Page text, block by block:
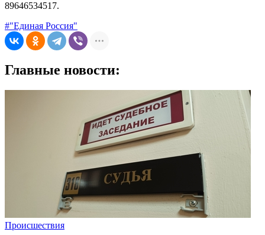
89646534517.
#"Единая Россия"
Главные новости:
Происшествия